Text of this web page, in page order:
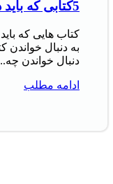
5کتابی که باید در عمر خود بخوانید
کتاب‌ هایی که
به دنبال خواندن
دنبال خواندن
ادامه مطلب